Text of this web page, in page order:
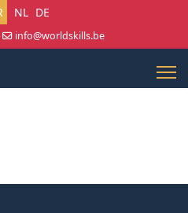
votre langue
NL DE
info@worldskills.be